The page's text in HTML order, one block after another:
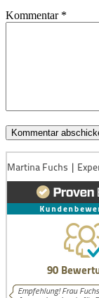
Kommentar *